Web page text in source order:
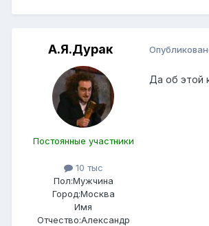
А.Я.Дурак
Постоянные участники
10 тыс
Пол:Мужчина
Город:Москва
Имя
Отчество:Александр
Да об этой